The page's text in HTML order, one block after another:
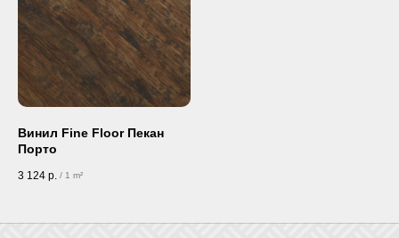
Винил Fine Floor Пекан
Порто
3 124 р. / 1 m²